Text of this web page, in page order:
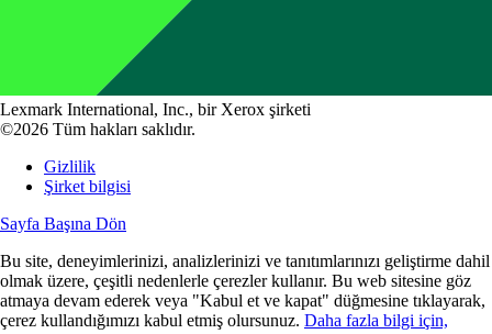
Lexmark International, Inc., bir Xerox şirketi
©2026 Tüm hakları saklıdır.
Gizlilik
Şirket bilgisi
Sayfa Başına Dön
Bu site, deneyimlerinizi, analizlerinizi ve tanıtımlarınızı geliştirme dahil
olmak üzere, çeşitli nedenlerle çerezler kullanır. Bu web sitesine göz
atmaya devam ederek veya "Kabul et ve kapat" düğmesine tıklayarak,
çerez kullandığımızı kabul etmiş olursunuz. Daha fazla bilgi için,